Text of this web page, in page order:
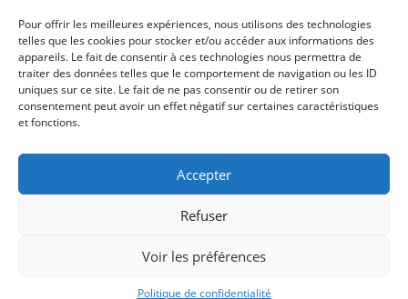
Pour offrir les meilleures expériences, nous utilisons des technologies
telles que les cookies pour stocker et/ou accéder aux informations des
appareils. Le fait de consentir à ces technologies nous permettra de
traiter des données telles que le comportement de navigation ou les ID
uniques sur ce site. Le fait de ne pas consentir ou de retirer son
consentement peut avoir un effet négatif sur certaines caractéristiques
et fonctions.
Accepter
Refuser
Voir les préférences
Politique de confidentialité
Presse
Billetterie
Recrutement
Mentions légales
Politique de confidentialité
SUIVEZ-NOUS
© 2024 Toulouse les Orgues – Tous droits